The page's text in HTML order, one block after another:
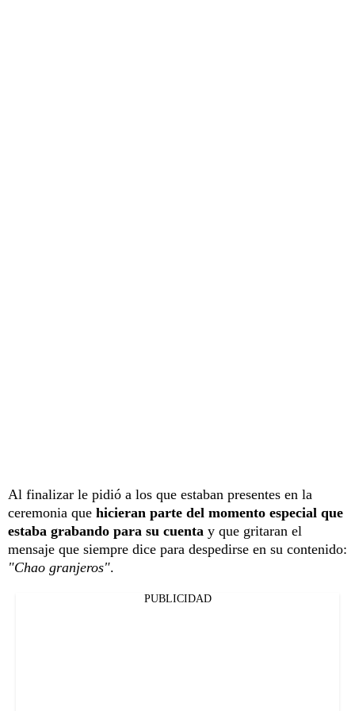
Al finalizar le pidió a los que estaban presentes en la
ceremonia que hicieran parte del momento especial que
estaba grabando para su cuenta y que gritaran el
mensaje que siempre dice para despedirse en su contenido:
"Chao granjeros".
PUBLICIDAD